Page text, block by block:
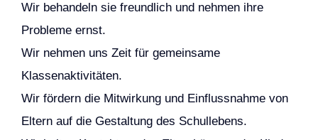
Wir behandeln sie freundlich und nehmen ihre
Probleme ernst.
Wir nehmen uns Zeit für gemeinsame
Klassenaktivitäten.
Wir fördern die Mitwirkung und Einflussnahme von
Eltern auf die Gestaltung des Schullebens.